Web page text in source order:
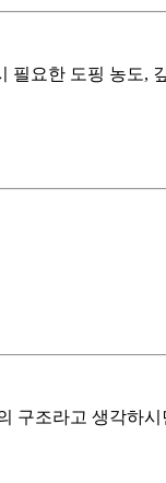
필요한 도핑 농도,
구조라고 생각하